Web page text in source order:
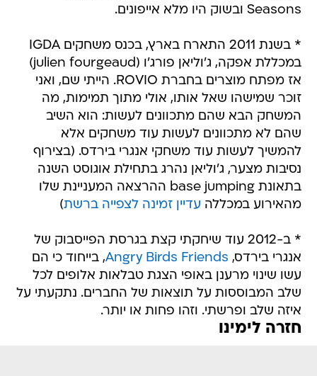
Seasons ובשוק היו מלא אייפונים.
* בשנת 2011 התארח בארץ, בכנס משחקים IGDA
במכללת אפקה, ג'וליאן פורג'ו (julien fourgeaud)
אז מפתח מוצרים בחברת ROVIO. הייתי שם, ואני
זוכר שמישהו שאל אותו, אולי מתוך תמימות, מה
המשחק הבא שהם מתכוונים לעשות: הוא השיב
שהם לא מתכוונים לעשות עוד משחקים אלא
להמשיך לעשות עוד משחקי אנגרי בירדס. (בצירוף
נסיבות מצער, ג'וליאן נהרג בתחילת אוגוסט השנה
בתאונת base jumping ההרצאה המעניינת שלו
מהאירוע במכללה עדיין זמינה לצפייה ברשת)
* ב-2012 עוד שיחקתי קצת בגרסת הפייסבוק של
אנגרי בירדס, Angry Birds Friends, בייחוד כי הם
עשו שינוי מרענן באופי הצגת טבלאות אלופים לכל
שלב המבוססות על תוצאות של החברים. נתקעתי על
איזה שלב ופרשתי. וזהו פחות או יותר.
חזרה לימינו